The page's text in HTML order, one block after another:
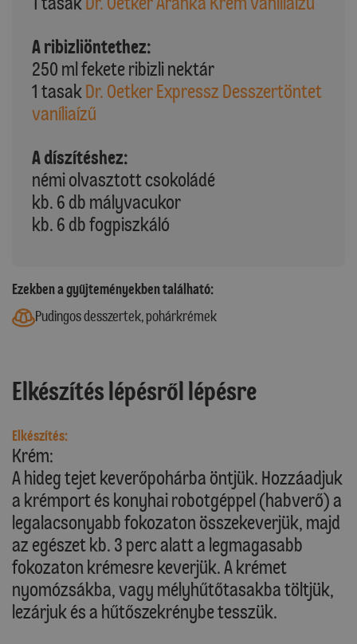
A ribizliöntethez:
250 ml fekete ribizli nektár
1 tasak Dr. Oetker Expressz Desszertöntet
vaníliaízű
A díszítéshez:
némi olvasztott csokoládé
kb. 6 db mályvacukor
kb. 6 db fogpiszkáló
Ezekben a gyűjteményekben található:
Pudingos desszertek, pohárkrémek
Elkészítés lépésről lépésre
Elkészítés:
Krém:
A hideg tejet keverőpohárba öntjük. Hozzáadjuk
a krémport és konyhai robotgéppel (habverő) a
legalacsonyabb fokozaton összekeverjük, majd
az egészet kb. 3 perc alatt a legmagasabb
fokozaton krémesre keverjük. A krémet
nyomózsákba, vagy mélyhűtőtasakba töltjük,
lezárjuk és a hűtőszekrénybe tesszük.